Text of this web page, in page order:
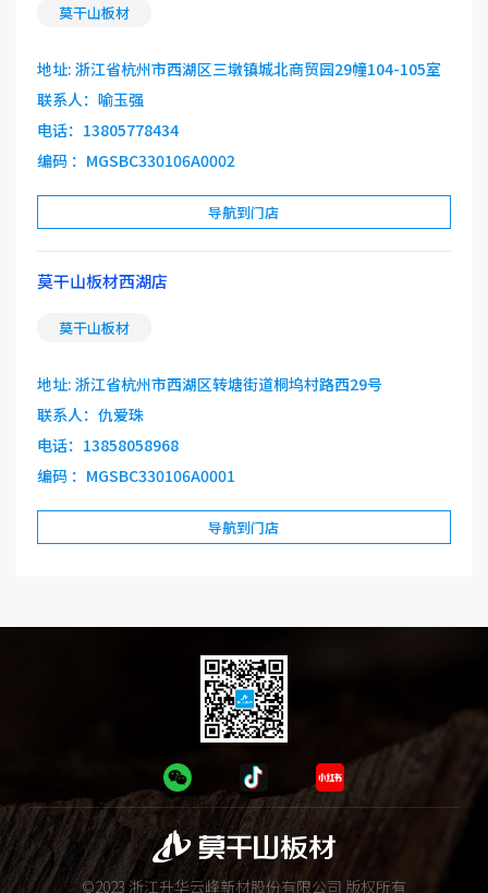
莫干山板材
地址: 浙江省杭州市西湖区三墩镇城北商贸园29幢104-105室
联系人：喻玉强
电话：13805778434
编码 ：MGSBC330106A0002
导航到门店
莫干山板材西湖店
莫干山板材
地址: 浙江省杭州市西湖区转塘街道桐坞村路西29号
联系人：仇爱珠
电话：13858058968
编码 ：MGSBC330106A0001
导航到门店
©2023 浙江升华云峰新材股份有限公司 版权所有